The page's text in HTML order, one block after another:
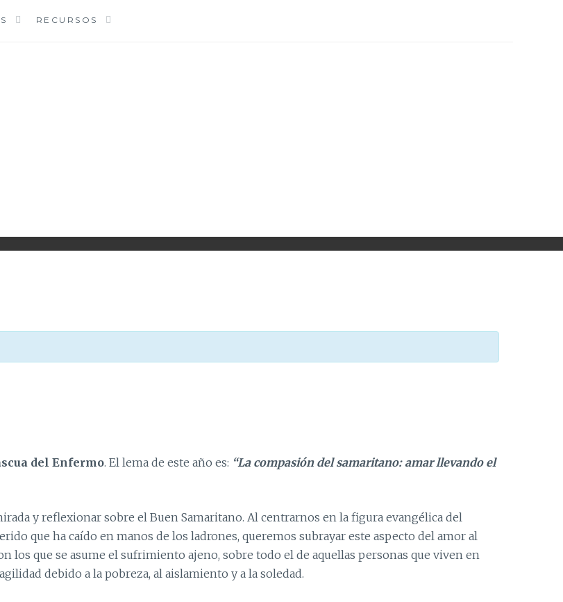
RECURSOS
del Enfermo. El lema de este año es: “La compasión del samaritano: amar llevando el
y reflexionar sobre el Buen Samaritano. Al centrarnos en la figura evangélica del
que ha caído en manos de los ladrones, queremos subrayar este aspecto del amor al
los que se asume el sufrimiento ajeno, sobre todo el de aquellas personas que viven en
debido a la pobreza, al aislamiento y a la soledad.